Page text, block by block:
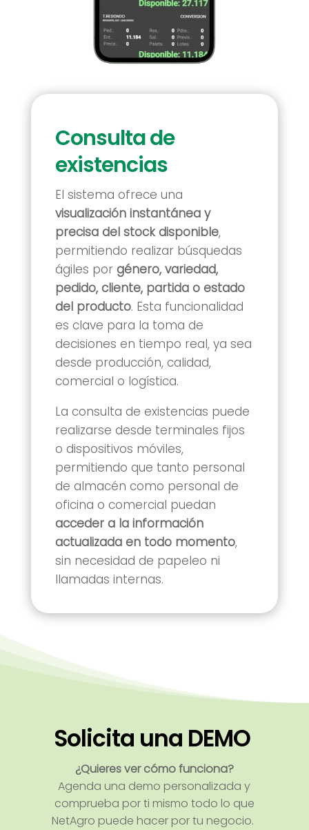
Consulta de
existencias
El sistema ofrece una
visualización instantánea y
precisa del stock disponible,
permitiendo realizar búsquedas
ágiles por género, variedad,
pedido, cliente, partida o estado
del producto. Esta funcionalidad
es clave para la toma de
decisiones en tiempo real, ya sea
desde producción, calidad,
comercial o logística.
La consulta de existencias puede
realizarse desde terminales fijos
o dispositivos móviles,
permitiendo que tanto personal
de almacén como personal de
oficina o comercial puedan
acceder a la información
actualizada en todo momento,
sin necesidad de papeleo ni
llamadas internas.
Solicita una DEMO
¿Quieres ver cómo funciona?
Agenda una demo personalizada y
comprueba por ti mismo todo lo que
NetAgro puede hacer por tu negocio.